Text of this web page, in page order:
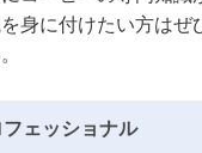
身に付けたい方はぜ
ェッショナル